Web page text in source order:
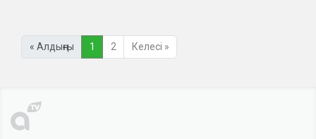
« Алдыңғы 1 2 Келесі »